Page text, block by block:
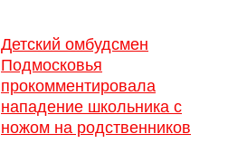
Детский омбудсмен
Подмосковья
прокомментировала
нападение школьника с
ножом на родственников